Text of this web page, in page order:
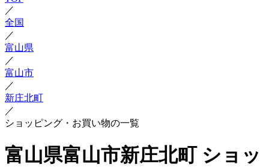
／
全国
／
富山県
／
富山市
／
新庄北町
／
ショッピング・お買い物の一覧
富山県富山市新庄北町 ショッ